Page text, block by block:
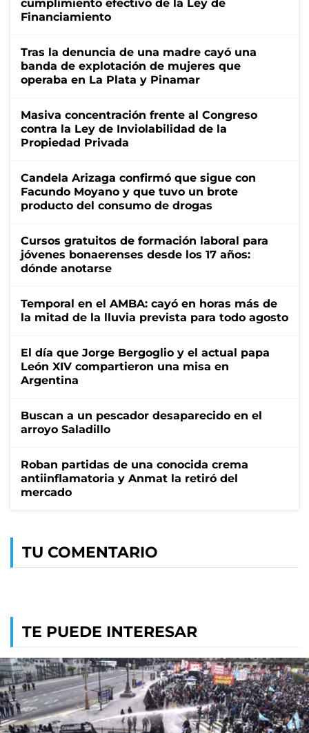
cumplimiento efectivo de la Ley de
Financiamiento
Tras la denuncia de una madre cayó una
banda de explotación de mujeres que
operaba en La Plata y Pinamar
Masiva concentración frente al Congreso
contra la Ley de Inviolabilidad de la
Propiedad Privada
Candela Arizaga confirmó que sigue con
Facundo Moyano y que tuvo un brote
producto del consumo de drogas
Cursos gratuitos de formación laboral para
jóvenes bonaerenses desde los 17 años:
dónde anotarse
Temporal en el AMBA: cayó en horas más de
la mitad de la lluvia prevista para todo agosto
El día que Jorge Bergoglio y el actual papa
León XIV compartieron una misa en
Argentina
Buscan a un pescador desaparecido en el
arroyo Saladillo
Roban partidas de una conocida crema
antiinflamatoria y Anmat la retiró del
mercado
TU COMENTARIO
TE PUEDE INTERESAR